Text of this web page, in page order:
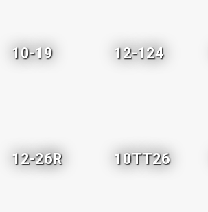
10-19 12-124
12-26R 10TT26